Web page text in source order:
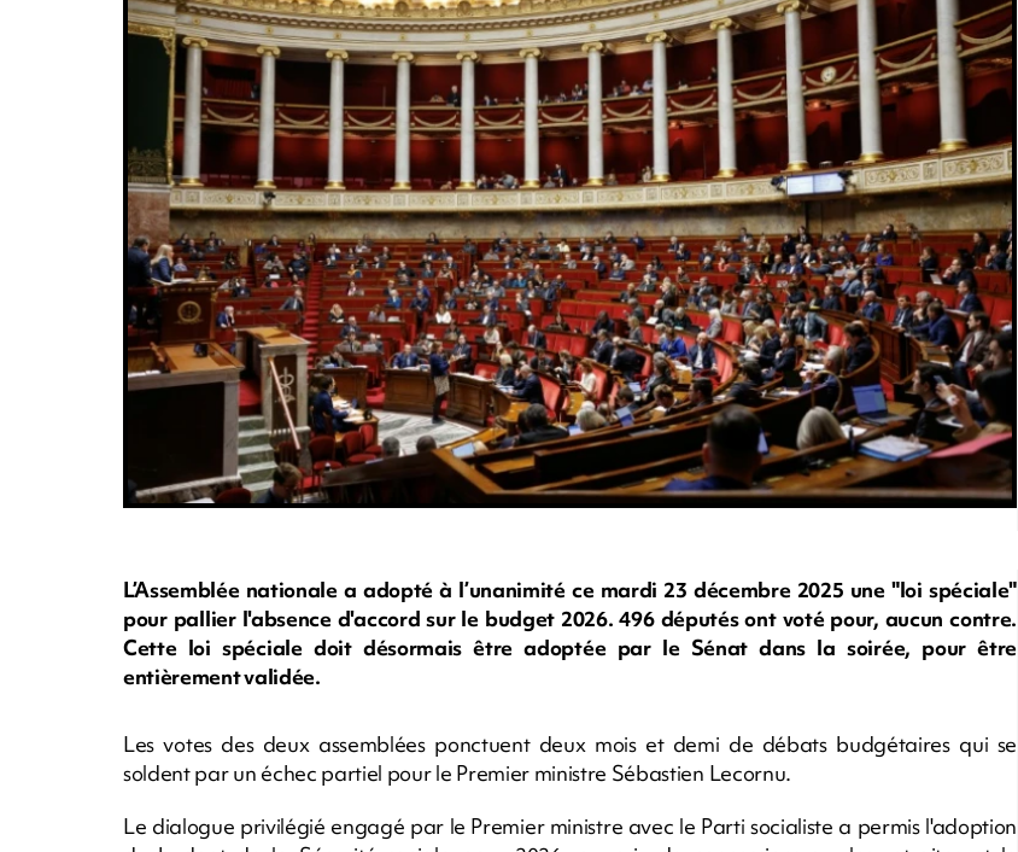
L’Assemblée nationale a adopté à l’unanimité ce mardi 23 décembre 2025 une "loi spéciale"
pour pallier l'absence d'accord sur le budget 2026. 496 députés ont voté pour, aucun contre.
Cette loi spéciale doit désormais être adoptée par le Sénat dans la soirée, pour être
entièrement validée.
Les votes des deux assemblées ponctuent deux mois et demi de débats budgétaires qui se
soldent par un échec partiel pour le Premier ministre Sébastien Lecornu.
Le dialogue privilégié engagé par le Premier ministre avec le Parti socialiste a permis l'adoption